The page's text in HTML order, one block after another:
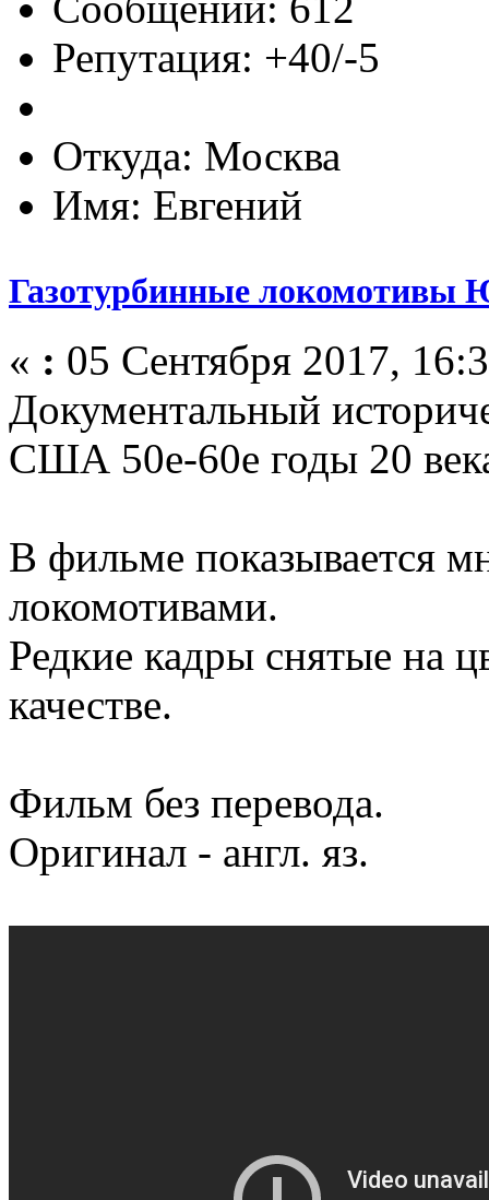
Репутация: +40/-5
Откуда: Москва
Имя: Евгений
Газотурбинные
« : 05 Сентября 2017,
Документальный
США 50е-60е годы 20
В фильме показывается
локомотивами.
Редкие кадры снятые на
качестве.
Фильм без перевода.
Оригинал - англ. яз.